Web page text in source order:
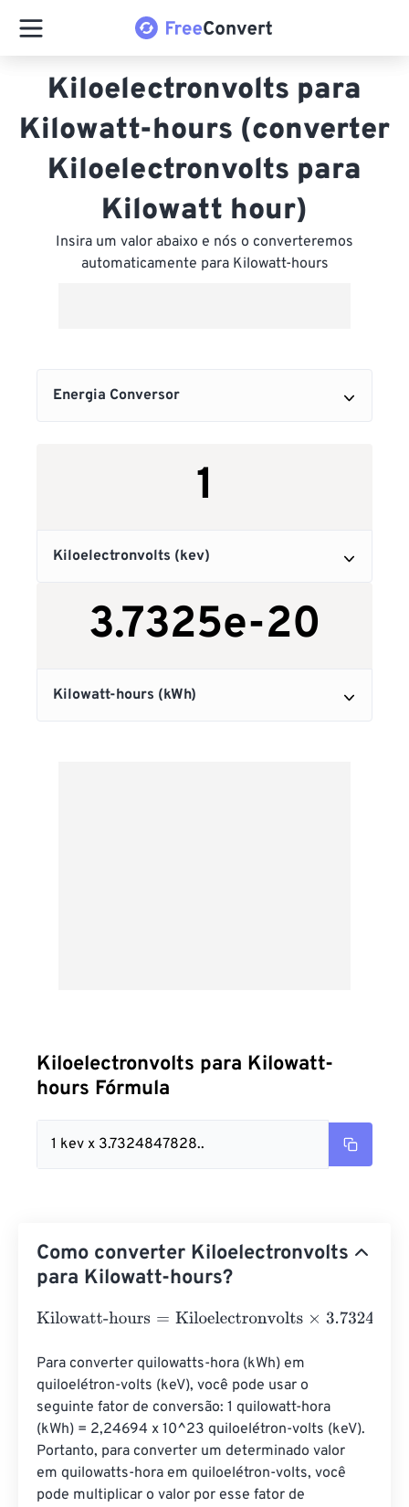
Kiloelectronvolts para
Kilowatt-hours (converter
Kiloelectronvolts para
Kilowatt hour)
Insira um valor abaixo e nós o converteremos
automaticamente para Kilowatt-hours
Kiloelectronvolts para Kilowatt-
hours Fórmula
1 kev x 3.7324847828..
Como converter Kiloelectronvolts
para Kilowatt-hours?
Kilowatt-hours=Kiloelectronvolts×3.732484782852825
Para converter quilowatts-hora (kWh) em
quiloelétron-volts (keV), você pode usar o
seguinte fator de conversão: 1 quilowatt-hora
(kWh) = 2,24694 x 10^23 quiloelétron-volts (keV).
Portanto, para converter um determinado valor
em quilowatts-hora em quiloelétron-volts, você
pode multiplicar o valor por esse fator de